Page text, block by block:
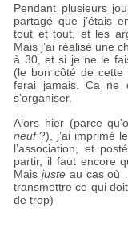
Pendant plusieurs
partagé que j’étais
tout et tout, et les
Mais j’ai réalisé une
à 30, et si je ne le
(le bon côté de
ferai jamais. Ca ne
s’organiser.
Alors hier (parce
neuf ?), j’ai imprimé
l’association, et
partir, il faut encore
Mais juste au cas où
transmettre ce qui
de trop)